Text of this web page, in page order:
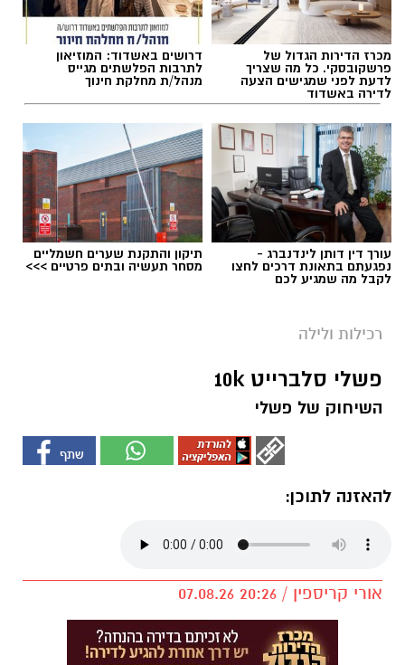
מכרז הדירות הגדול של
פרשקובסקי. כל מה שצריך
לדעת לפני שמגישים הצעה
לדירה באשדוד
דרושים באשדוד: המוזיאון
לתרבות הפלשתים מגייס
מנהל/ת מחלקת חינוך
עורך דין דותן לינדנברג -
נפגעתם בתאונת דרכים לחצו
לקבל מה שמגיע לכם
תיקון והתקנת שערים חשמליים
מסחר תעשיה ובתים פרטיים >>>
רכילות ולילה
פשלי סלברייט 10k
השיחוק של פשלי
להאזנה לתוכן:
אורי קריספין / 20:26 07.08.26